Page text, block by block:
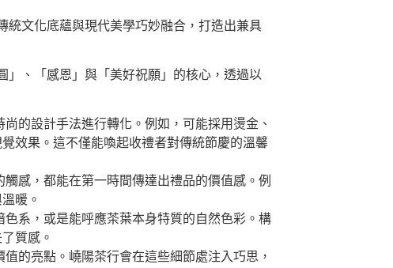
統文化底蘊與現代美學巧妙融合，打造出兼具
」、「感恩」與「美好祝願」的核心，透過以
的設計手法進行轉化。例如，可能採用燙金、
效果。這不僅能喚起收禮者對傳統節慶的溫馨
感，都能在第一時間傳達出禮品的價值感。例
暖。
系，或是能呼應茶葉本身特質的自然色彩。構
質感。
的亮點。嶢陽茶行會在這些細節處注入巧思，